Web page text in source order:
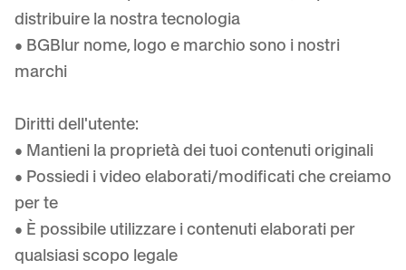
distribuire la nostra tecnologia
• BGBlur nome, logo e marchio sono i nostri
marchi
Diritti dell'utente:
• Mantieni la proprietà dei tuoi contenuti originali
• Possiedi i video elaborati/modificati che creiamo
per te
• È possibile utilizzare i contenuti elaborati per
qualsiasi scopo legale